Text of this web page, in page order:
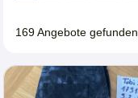
169 Angebote gefunden